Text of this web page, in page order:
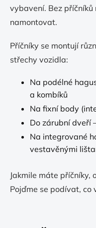
vybavení. Bez
namontovat.
Příčníky se montují
střechy vozidla:
Na podélné
a kombíků
Na fixní body
Do zárubní dveří
Na integrované
vestavěnými
Jakmile máte příčníky,
Pojďme se podívat, co